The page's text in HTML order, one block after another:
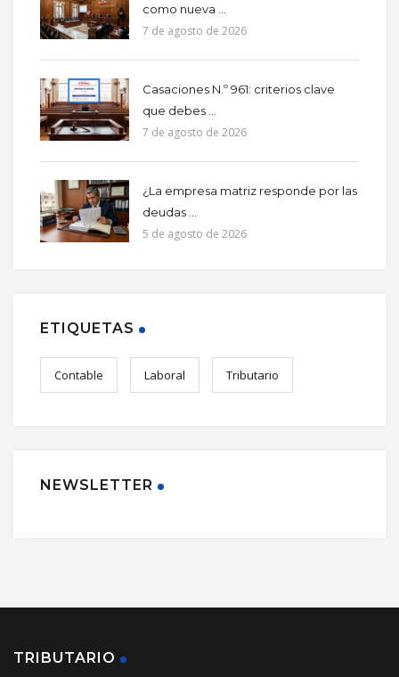
como nueva ...
7 de agosto de 2026
Casaciones N.º 961: criterios clave
que debes ...
7 de agosto de 2026
¿La empresa matriz responde por las
deudas ...
5 de agosto de 2026
ETIQUETAS
Contable Laboral Tributario
NEWSLETTER
TRIBUTARIO